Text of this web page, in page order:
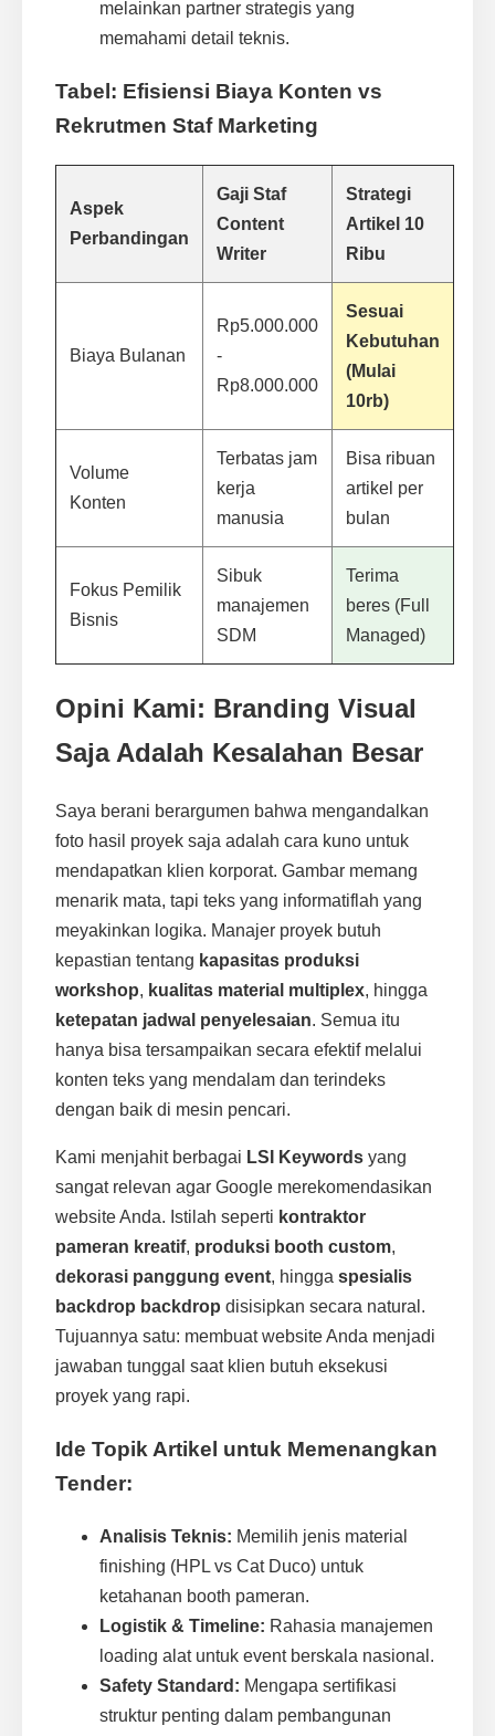
melainkan partner strategis yang
memahami detail teknis.
Tabel: Efisiensi Biaya Konten vs
Rekrutmen Staf Marketing
Aspek
Perbandingan
Gaji Staf
Content
Writer
Strategi
Artikel 10
Ribu
Biaya Bulanan
Rp5.000.000
-
Rp8.000.000
Sesuai
Kebutuhan
(Mulai
10rb)
Volume
Konten
Terbatas jam
kerja
manusia
Bisa ribuan
artikel per
bulan
Fokus Pemilik
Bisnis
Sibuk
manajemen
SDM
Terima
beres (Full
Managed)
Opini Kami: Branding Visual
Saja Adalah Kesalahan Besar
Saya berani berargumen bahwa mengandalkan
foto hasil proyek saja adalah cara kuno untuk
mendapatkan klien korporat. Gambar memang
menarik mata, tapi teks yang informatiflah yang
meyakinkan logika. Manajer proyek butuh
kepastian tentang kapasitas produksi
workshop, kualitas material multiplex, hingga
ketepatan jadwal penyelesaian. Semua itu
hanya bisa tersampaikan secara efektif melalui
konten teks yang mendalam dan terindeks
dengan baik di mesin pencari.
Kami menjahit berbagai LSI Keywords yang
sangat relevan agar Google merekomendasikan
website Anda. Istilah seperti kontraktor
pameran kreatif, produksi booth custom,
dekorasi panggung event, hingga spesialis
backdrop backdrop disisipkan secara natural.
Tujuannya satu: membuat website Anda menjadi
jawaban tunggal saat klien butuh eksekusi
proyek yang rapi.
Ide Topik Artikel untuk Memenangkan
Tender:
Analisis Teknis: Memilih jenis material
finishing (HPL vs Cat Duco) untuk
ketahanan booth pameran.
Logistik & Timeline: Rahasia manajemen
loading alat untuk event berskala nasional.
Safety Standard: Mengapa sertifikasi
struktur penting dalam pembangunan